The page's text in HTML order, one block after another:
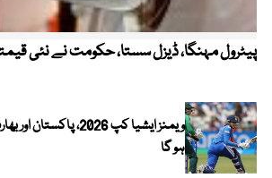
پیٹرول مہنگا، ڈیزل سستا، حکومت نے نئی
ویمنز ایشیا کپ 2026،
ہو گا